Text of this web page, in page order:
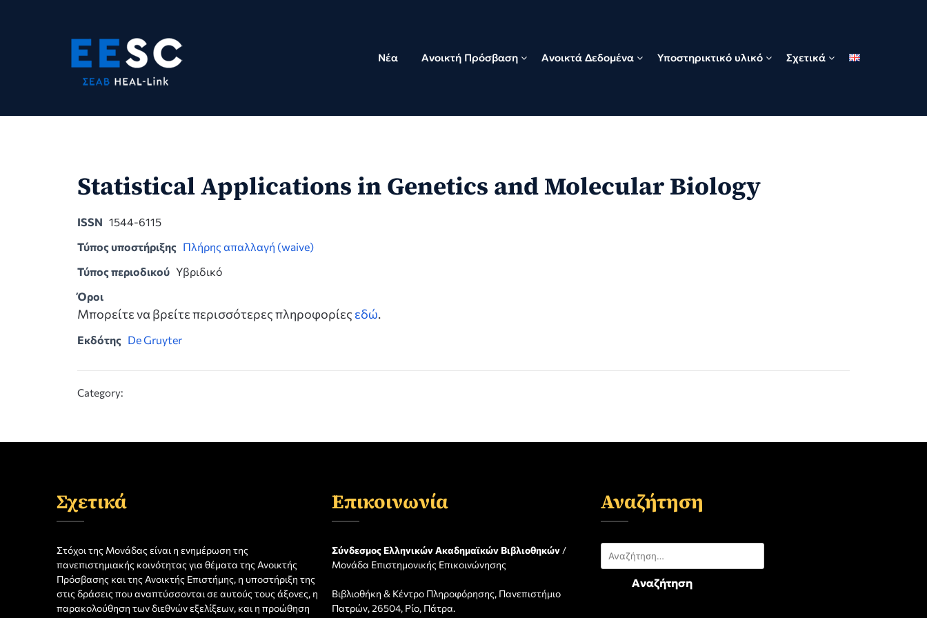
Νέα Ανοικτή Πρόσβαση Ανοικτά Δεδομένα Υποστηρικτικό υλικό Σχετικά
Statistical Applications in Genetics and Molecular Biology
ISSN 1544-6115
Τύπος υποστήριξης Πλήρης απαλλαγή (waive)
Τύπος περιοδικού Υβριδικό
Όροι
Μπορείτε να βρείτε περισσότερες πληροφορίες εδώ.
Εκδότης De Gruyter
Category:
Σχετικά
Στόχοι της Μονάδας είναι η ενημέρωση της
πανεπιστημιακής κοινότητας για θέματα της Ανοικτής
Πρόσβασης και της Ανοικτής Επιστήμης, η υποστήριξη της
στις δράσεις που αναπτύσσονται σε αυτούς τους άξονες, η
παρακολούθηση των διεθνών εξελίξεων, και η προώθηση
Επικοινωνία
Σύνδεσμος Ελληνικών Ακαδημαϊκών Βιβλιοθηκών /
Μονάδα Επιστημονικής Επικοινώνησης
Βιβλιοθήκη & Κέντρο Πληροφόρησης, Πανεπιστήμιο
Πατρών, 26504, Ρίο, Πάτρα.
Αναζήτηση
Αναζήτηση
για: